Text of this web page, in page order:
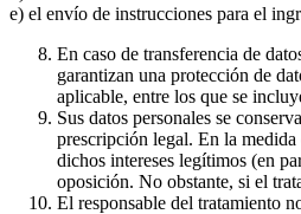
e) el envío de instrucciones para el
En caso de transferencia de
garantizan una protección de
aplicable, entre los que se
Sus datos personales se
prescripción legal. En la medida
dichos intereses legítimos (en
oposición. No obstante, si el
El responsable del tratamiento